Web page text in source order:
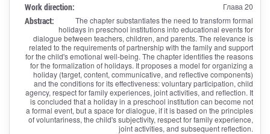
Work direction: Глава 20
Abstract:
The chapter substantiates the need to transform formal
holidays in preschool institutions into educational events for
dialogue between teachers, children, and parents. The relevance is
related to the requirements of partnership with the family and support
for the child's emotional well-being. The chapter identifies the reasons
for the formalization of holidays. It proposes a model for organizing a
holiday (target, content, communicative, and reflective components)
and the conditions for its effectiveness: voluntary participation, child
agency, respect for family experiences, joint activities, and reflection. It
is concluded that a holiday in a preschool institution can become not
a formal event, but a space for dialogue, if it is based on the principles
of voluntariness, the child's subjectivity, respect for family experience,
joint activities, and subsequent reflection.